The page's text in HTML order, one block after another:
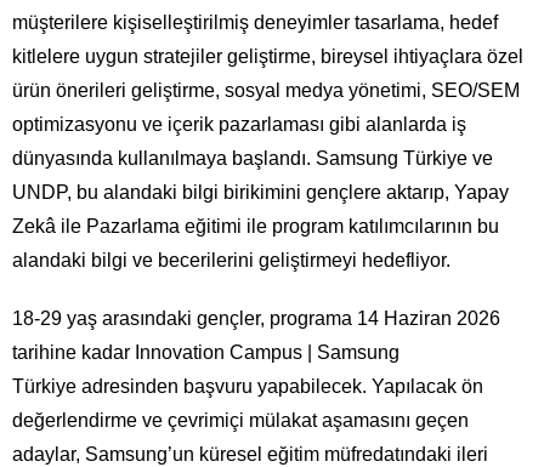
müşterilere kişiselleştirilmiş deneyimler tasarlama, hedef
kitlelere uygun stratejiler geliştirme, bireysel ihtiyaçlara özel
ürün önerileri geliştirme, sosyal medya yönetimi, SEO/SEM
optimizasyonu ve içerik pazarlaması gibi alanlarda iş
dünyasında kullanılmaya başlandı. Samsung Türkiye ve
UNDP, bu alandaki bilgi birikimini gençlere aktarıp, Yapay
Zekâ ile Pazarlama eğitimi ile program katılımcılarının bu
alandaki bilgi ve becerilerini geliştirmeyi hedefliyor.
18-29 yaş arasındaki gençler, programa 14 Haziran 2026
tarihine kadar Innovation Campus | Samsung
Türkiye adresinden başvuru yapabilecek. Yapılacak ön
değerlendirme ve çevrimiçi mülakat aşamasını geçen
adaylar, Samsung’un küresel eğitim müfredatındaki ileri